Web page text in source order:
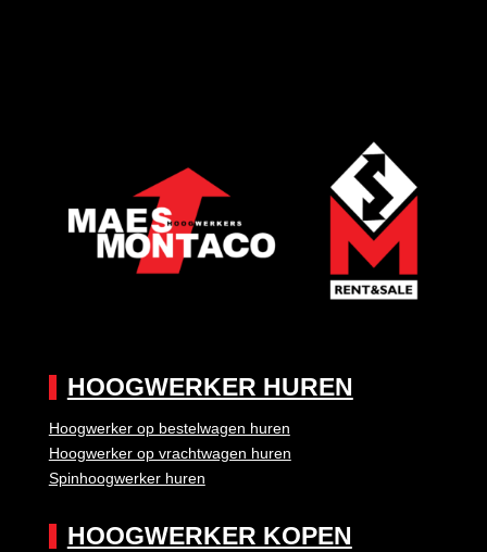
HOOGWERKER HUREN
Hoogwerker op bestelwagen huren
Hoogwerker op vrachtwagen huren
Spinhoogwerker huren
HOOGWERKER KOPEN